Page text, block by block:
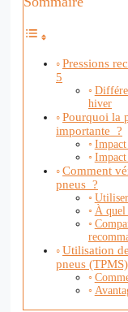
Pressions
5
hiver
Pourquoi la
importante ?
Comment
pneus ?
À quel
Utilisation
pneus (TPMS)